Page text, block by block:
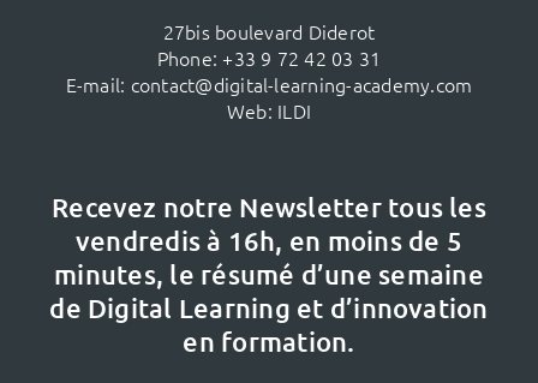
27bis boulevard Diderot
Phone: +33 9 72 42 03 31
E-mail: contact@digital-learning-academy.com
Web: ILDI
Recevez notre Newsletter tous les
vendredis à 16h, en moins de 5
minutes, le résumé d’une semaine
de Digital Learning et d’innovation
en formation.